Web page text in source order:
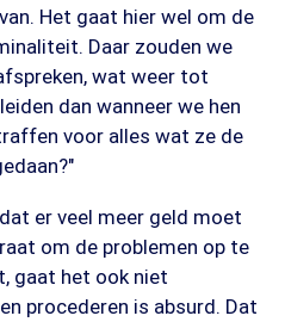
Het gaat hier wel om de
Daar zouden we
wat weer tot
dan wanneer we hen
voor alles wat ze de
er veel meer geld moet
om de problemen op te
gaat het ook niet
procederen is absurd. Dat